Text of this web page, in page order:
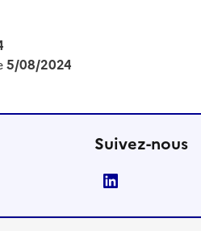
5/08/2024
Suivez-nous